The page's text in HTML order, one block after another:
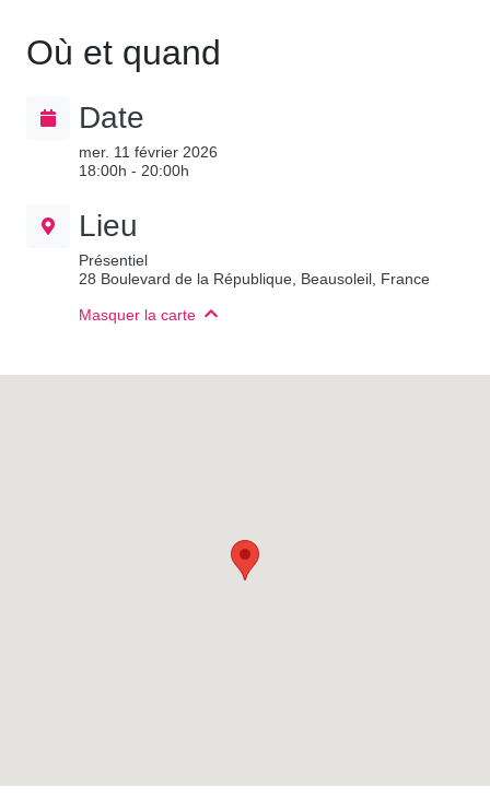
Où et quand
Date
mer. 11 février 2026
18:00h - 20:00h
Lieu
Présentiel
28 Boulevard de la République, Beausoleil, France
Masquer la carte